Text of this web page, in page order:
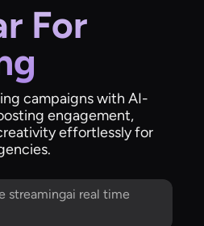
For
campaigns with AI-
engagement,
effortlessly for
streamingai real time